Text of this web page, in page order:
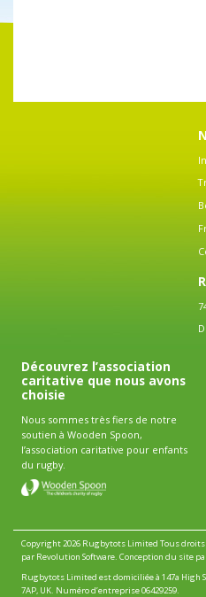
Découvrez l’association
caritative que nous avons
choisie
Nous sommes très fiers de notre
soutien à Wooden Spoon,
l’association caritative pour enfants
du rugby.
Copyright 2026 Rugbytots Limited Tous droits
par Revolution Software.Conception du site
Rugbytots Limited est domiciliée à 147a High
7AP, UK. Numéro d’entreprise 06429259.